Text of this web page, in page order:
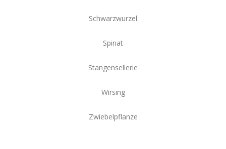
Schwarzwurzel
Spinat
Stangensellerie
Wirsing
Zwiebelpflanze